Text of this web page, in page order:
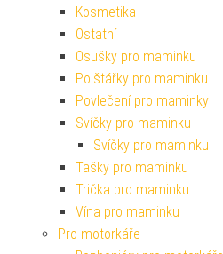
Kosmetika
Ostatní
Osušky pro maminku
Polštářky pro maminku
Povlečení pro maminky
Svíčky pro maminku
Svíčky pro maminku
Tašky pro maminku
Trička pro maminku
Vína pro maminku
Pro motorkáře